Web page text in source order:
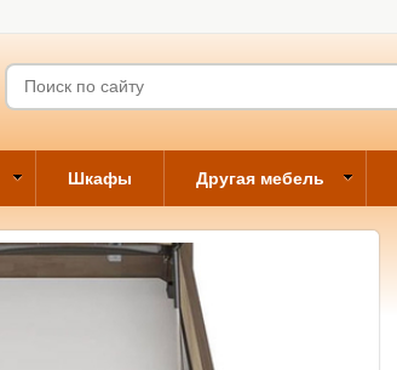
Шкафы Другая мебель